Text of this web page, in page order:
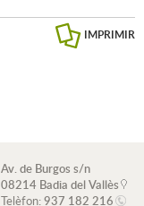
IMPRIMIR
Av. de Burgos s/n
08214 Badia del Vallès
Telèfon:937 182 216